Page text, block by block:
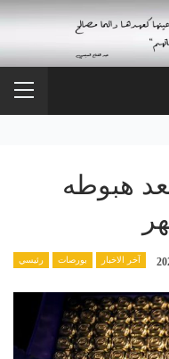
هبوطه
آخر الاخبار بورصات رئيسي